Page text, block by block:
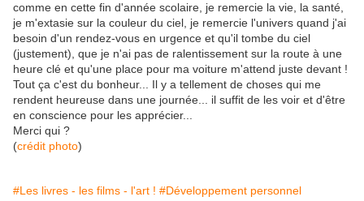
comme en cette fin d'année scolaire, je remercie la vie, la santé,
je m'extasie sur la couleur du ciel, je remercie l'univers quand j'ai
besoin d'un rendez-vous en urgence et qu'il tombe du ciel
(justement), que je n'ai pas de ralentissement sur la route à une
heure clé et qu'une place pour ma voiture m'attend juste devant !
Tout ça c'est du bonheur... Il y a tellement de choses qui me
rendent heureuse dans une journée... il suffit de les voir et d'être
en conscience pour les apprécier...
Merci qui ?
(crédit photo)
#Les livres - les films - l'art ! #Développement personnel